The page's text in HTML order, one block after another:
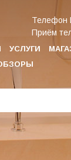
УСЛУГИ
Телефон
Приём